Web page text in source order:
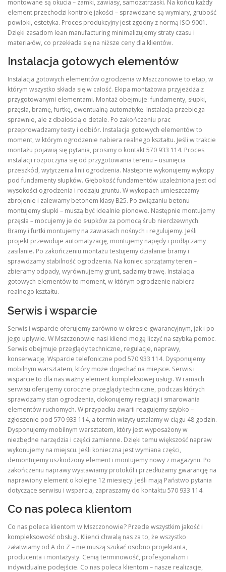
montowane są okucia – zamki, zawiasy, samozatrzaski. Na końcu każdy
element przechodzi kontrolę jakości – sprawdzane są wymiary, grubość
powłoki, estetyka. Proces produkcyjny jest zgodny z normą ISO 9001.
Dzięki zasadom lean manufacturing minimalizujemy straty czasu i
materiałów, co przekłada się na niższe ceny dla klientów.
Instalacja gotowych elementów
Instalacja gotowych elementów ogrodzenia w Mszczonowie to etap, w
którym wszystko składa się w całość. Ekipa montażowa przyjeżdża z
przygotowanymi elementami. Montaż obejmuje: fundamenty, słupki,
przęsła, bramę, furtkę, ewentualną automatykę. Instalacja przebiega
sprawnie, ale z dbałością o detale. Po zakończeniu prac
przeprowadzamy testy i odbiór. Instalacja gotowych elementów to
moment, w którym ogrodzenie nabiera realnego kształtu. Jeśli w trakcie
montażu pojawią się pytania, prosimy o kontakt 570 933 114. Proces
instalacji rozpoczyna się od przygotowania terenu – usunięcia
przeszkód, wytyczenia linii ogrodzenia. Następnie wykonujemy wykopy
pod fundamenty słupków. Głębokość fundamentów uzależniona jest od
wysokości ogrodzenia i rodzaju gruntu. W wykopach umieszczamy
zbrojenie i zalewamy betonem klasy B25. Po związaniu betonu
montujemy słupki – muszą być idealnie pionowe. Następnie montujemy
przęsła – mocujemy je do słupków za pomocą śrub nierdzewnych.
Bramy i furtki montujemy na zawiasach nośnych i regulujemy. Jeśli
projekt przewiduje automatyzację, montujemy napędy i podłączamy
zasilanie. Po zakończeniu montażu testujemy działanie bramy i
sprawdzamy stabilność ogrodzenia. Na koniec sprzątamy teren –
zbieramy odpady, wyrównujemy grunt, sadzimy trawę. Instalacja
gotowych elementów to moment, w którym ogrodzenie nabiera
realnego kształtu.
Serwis i wsparcie
Serwis i wsparcie oferujemy zarówno w okresie gwarancyjnym, jak i po
jego upływie. W Mszczonowie nasi klienci mogą liczyć na szybką pomoc.
Serwis obejmuje przeglądy techniczne, regulacje, naprawy,
konserwację. Wsparcie telefoniczne pod 570 933 114. Dysponujemy
mobilnym warsztatem, który może dojechać na miejsce. Serwis i
wsparcie to dla nas ważny element kompleksowej usługi. W ramach
serwisu oferujemy coroczne przeglądy techniczne, podczas których
sprawdzamy stan ogrodzenia, dokonujemy regulacji i smarowania
elementów ruchomych. W przypadku awarii reagujemy szybko –
zgłoszenie pod 570 933 114, a termin wizyty ustalamy w ciągu 48 godzin.
Dysponujemy mobilnym warsztatem, który jest wyposażony w
niezbędne narzędzia i części zamienne. Dzięki temu większość napraw
wykonujemy na miejscu. Jeśli konieczna jest wymiana części,
demontujemy uszkodzony element i montujemy nowy z magazynu. Po
zakończeniu naprawy wystawiamy protokół i przedłużamy gwarancję na
naprawiony element o kolejne 12 miesięcy. Jeśli mają Państwo pytania
dotyczące serwisu i wsparcia, zapraszamy do kontaktu 570 933 114.
Co nas poleca klientom
Co nas poleca klientom w Mszczonowie? Przede wszystkim jakość i
kompleksowość obsługi. Klienci chwalą nas za to, że wszystko
załatwiamy od A do Z – nie muszą szukać osobno projektanta,
producenta i montażysty. Cenią terminowość, profesjonalizm i
indywidualne podejście. Co nas poleca klientom – nasze realizacje,